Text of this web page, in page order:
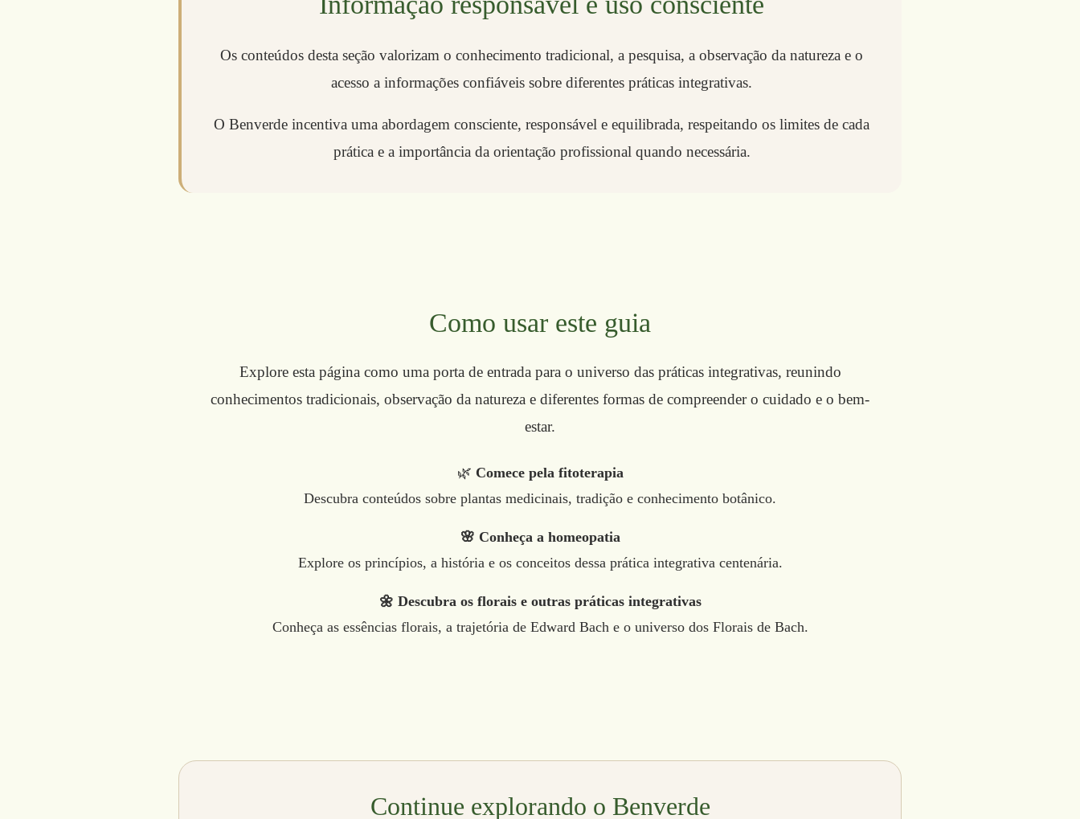
Os conteúdos desta seção valorizam o conhecimento tradicional, a pesquisa, a observação da natureza e o
acesso a informações confiáveis sobre diferentes práticas integrativas.
O Benverde incentiva uma abordagem consciente, responsável e equilibrada, respeitando os limites de cada
prática e a importância da orientação profissional quando necessária.
Como usar este guia
Explore esta página como uma porta de entrada para o universo das práticas integrativas, reunindo
conhecimentos tradicionais, observação da natureza e diferentes formas de compreender o cuidado e o bem-
estar.
🌿 Comece pela fitoterapia
Descubra conteúdos sobre plantas medicinais, tradição e conhecimento botânico.
🌸 Conheça a homeopatia
Explore os princípios, a história e os conceitos dessa prática integrativa centenária.
🌼 Descubra os florais e outras práticas integrativas
Conheça as essências florais, a trajetória de Edward Bach e o universo dos Florais de Bach.
Continue explorando o Benverde